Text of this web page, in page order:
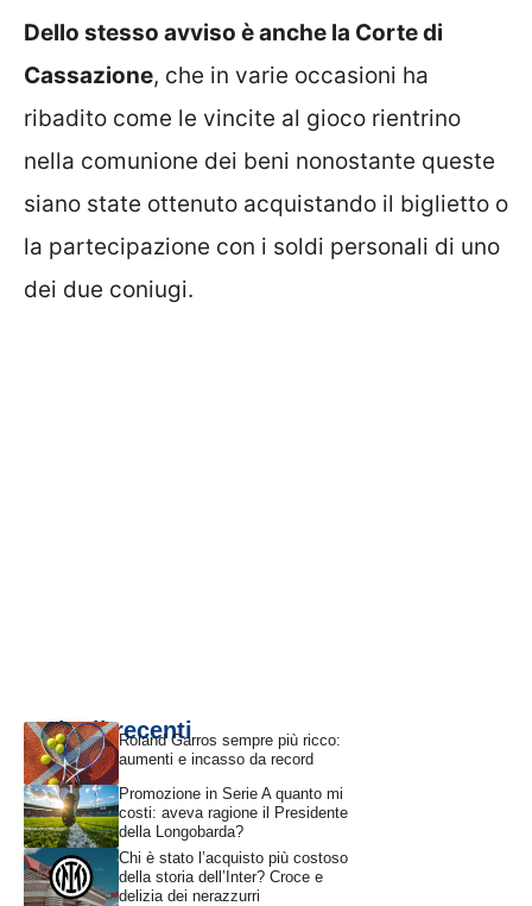
Dello stesso avviso è anche la Corte di
Cassazione, che in varie occasioni ha
ribadito come le vincite al gioco rientrino
nella comunione dei beni nonostante queste
siano state ottenuto acquistando il biglietto o
la partecipazione con i soldi personali di uno
dei due coniugi.
Articoli recentiRoland Garros sempre più ricco:
aumenti e incasso da record
Promozione in Serie A quanto mi
costi: aveva ragione il Presidente
della Longobarda?
Chi è stato l’acquisto più costoso
della storia dell’Inter? Croce e
delizia dei nerazzurri